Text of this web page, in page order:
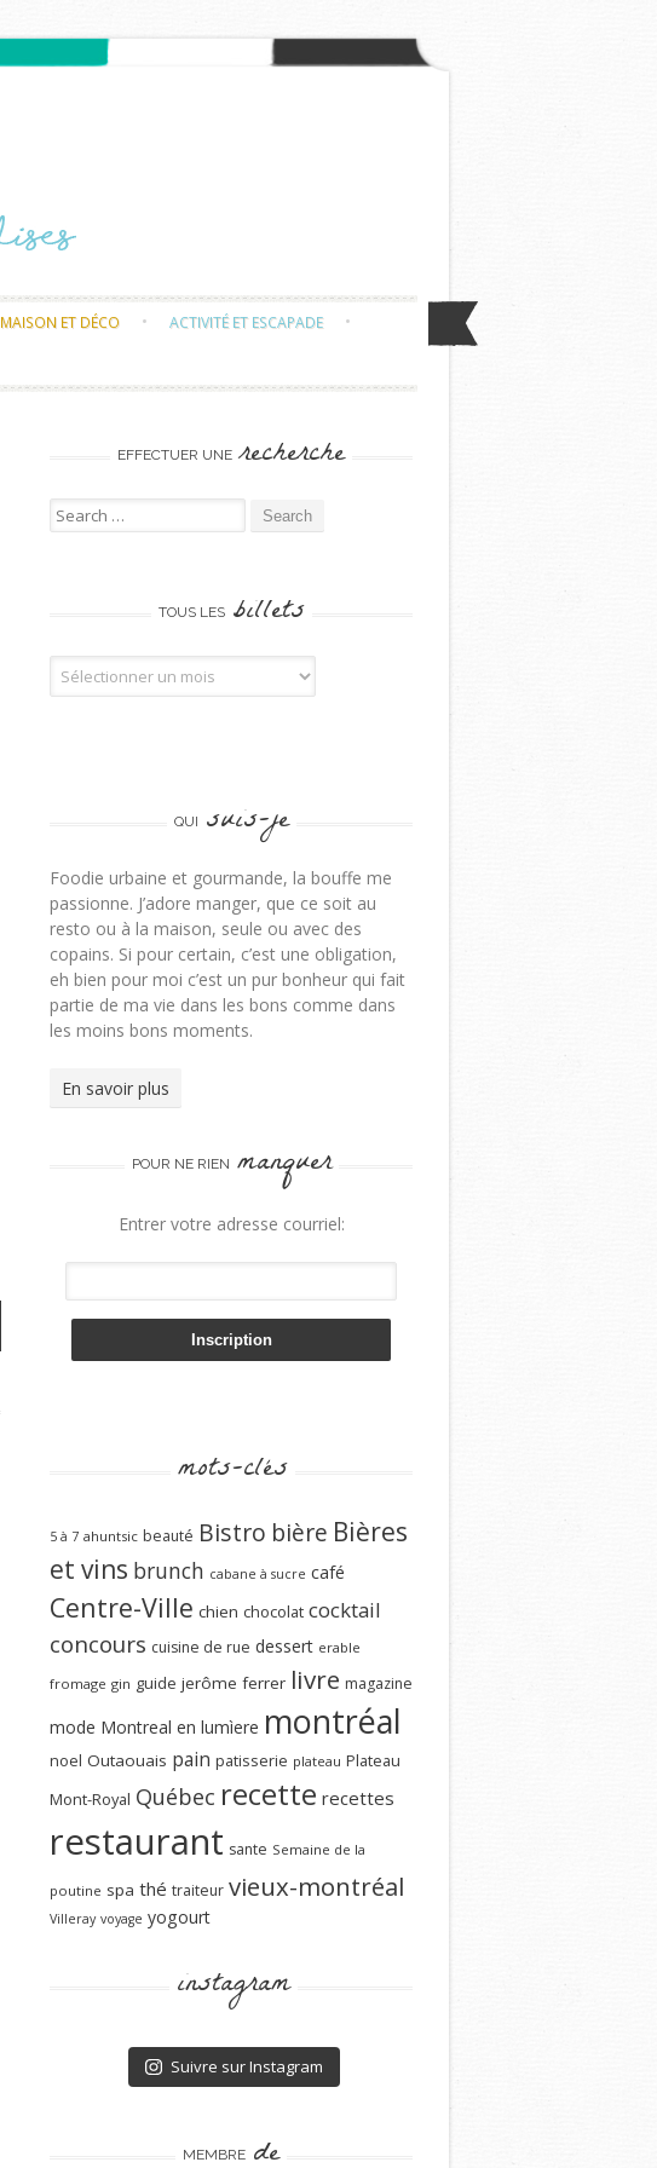
MAISON ET DÉCO
ACTIVITÉ ET ESCAPADE
EFFECTUER UNE recherche
Search for:
TOUS LES billets
Tous les billets
QUI suis-je
Foodie urbaine et gourmande, la bouffe me
passionne. J’adore manger, que ce soit au
resto ou à la maison, seule ou avec des
copains. Si pour certain, c’est une obligation,
eh bien pour moi c’est un pur bonheur qui fait
partie de ma vie dans les bons comme dans
les moins bons moments.
En savoir plus
POUR NE RIEN manquer
Entrer votre adresse courriel:
mots-clés
5 à 7 ahuntsic beauté Bistro bière Bières
et vins brunch cabane à sucre café
Centre-Ville chien chocolat cocktail
concours cuisine de rue dessert erable
fromage gin guide jerôme ferrer livre magazine
mode Montreal en lumìere montréal
noel Outaouais pain patisserie plateau Plateau
Mont-Royal Québec recette recettes
restaurant sante Semaine de la
poutine spa thé traiteur vieux-montréal
Villeray voyage yogourt
instagram
Suivre sur Instagram
MEMBRE de